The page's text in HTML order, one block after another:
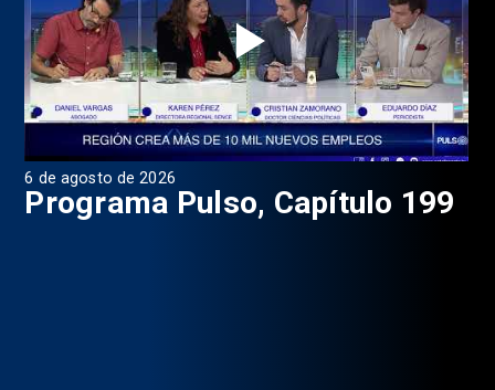
6 de agosto de 2026
Programa Pulso, Capítulo 199